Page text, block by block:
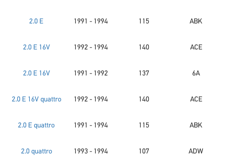
2.0 E 1991 - 1994 115 ABK
2.0 E 16V 1992 - 1994 140 ACE
2.0 E 16V 1991 - 1992 137 6A
2.0 E 16V quattro 1992 - 1994 140 ACE
2.0 E quattro 1991 - 1994 115 ABK
2.0 quattro 1993 - 1994 107 ADW